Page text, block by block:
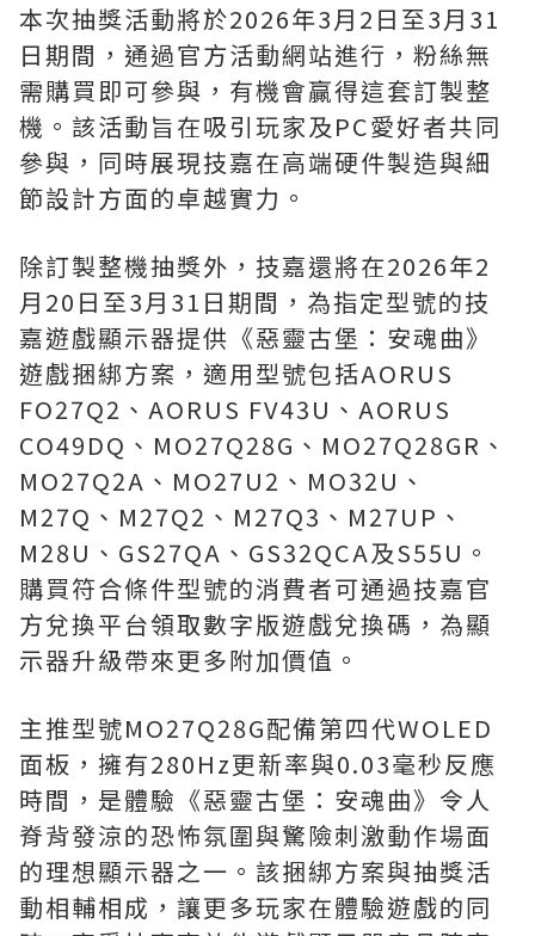
本次抽獎活動將於2026年3月2日至3月31
日期間，通過官方活動網站進行，粉絲無
需購買即可參與，有機會贏得這套訂製整
機。該活動旨在吸引玩家及PC愛好者共同
參與，同時展現技嘉在高端硬件製造與細
節設計方面的卓越實力。
除訂製整機抽獎外，技嘉還將在2026年2
月20日至3月31日期間，為指定型號的技
嘉遊戲顯示器提供《惡靈古堡：安魂曲》
遊戲捆綁方案，適用型號包括AORUS
FO27Q2、AORUS FV43U、AORUS
CO49DQ、MO27Q28G、MO27Q28GR、
MO27Q2A、MO27U2、MO32U、
M27Q、M27Q2、M27Q3、M27UP、
M28U、GS27QA、GS32QCA及S55U。
購買符合條件型號的消費者可通過技嘉官
方兌換平台領取數字版遊戲兌換碼，為顯
示器升級帶來更多附加價值。
主推型號MO27Q28G配備第四代WOLED
面板，擁有280Hz更新率與0.03毫秒反應
時間，是體驗《惡靈古堡：安魂曲》令人
脊背發涼的恐怖氛圍與驚險刺激動作場面
的理想顯示器之一。該捆綁方案與抽獎活
動相輔相成，讓更多玩家在體驗遊戲的同